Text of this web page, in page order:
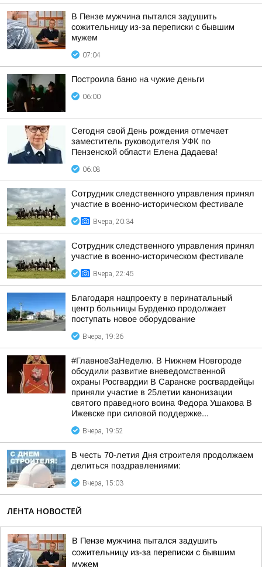
В Пензе мужчина пытался задушить
сожительницу из-за переписки с бывшим
мужем
07:04
Построила баню на чужие деньги
06:00
Сегодня свой День рождения отмечает
заместитель руководителя УФК по
Пензенской области Елена Дадаева!
06:08
Сотрудник следственного управления принял
участие в военно-историческом фестивале
Вчера, 20:34
Сотрудник следственного управления принял
участие в военно-историческом фестивале
Вчера, 22:45
Благодаря нацпроекту в перинатальный
центр больницы Бурденко продолжает
поступать новое оборудование
Вчера, 19:36
#ГлавноеЗаНеделю. В Нижнем Новгороде
обсудили развитие вневедомственной
охраны Росгвардии В Саранске росгвардейцы
приняли участие в 25летии канонизации
святого праведного воина Федора Ушакова В
Ижевске при силовой поддержке...
Вчера, 19:52
В честь 70-летия Дня строителя продолжаем
делиться поздравлениями:
Вчера, 15:03
ЛЕНТА НОВОСТЕЙ
В Пензе мужчина пытался задушить
сожительницу из-за переписки с бывшим
мужем